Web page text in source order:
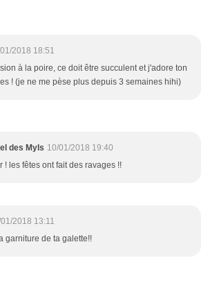
2018 18:51
à la poire, ce doit être succulent et j'adore ton
! (je ne me pèse plus depuis 3 semaines hihi)
des Myls 10/01/2018 19:40
! les fêtes ont fait des ravages !!
2018 13:11
garniture de ta galette!!